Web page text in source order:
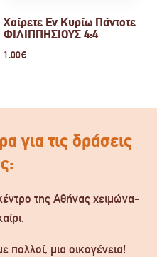
Χαίρετε Εν Κυρίω Πάντοτε
ΦΙΛΙΠΠΗΣΙΟΥΣ 4:4
1.00€
για τις δράσεις
της Αθήνας χειμώνα-
πολλοί, μια οικογένεια!